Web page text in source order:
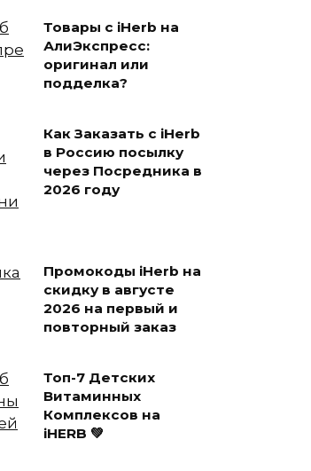
Товары с iHerb на
АлиЭкспресс:
оригинал или
подделка?
Как Заказать с iHerb
в Россию посылку
через Посредника в
2026 году
Промокоды iHerb на
скидку в августе
2026 на первый и
повторный заказ
Топ-7 Детских
Витаминных
Комплексов на
iHERB 💚